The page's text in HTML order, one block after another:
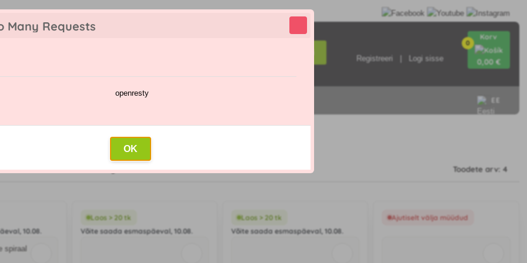
Many Requests
openresty
OK
Registreeri Logi sisse
0
Korv
0,00 €
EE
Madalaimad hinnad Kõrgeimad hinnad Pealkiri Viimane Toodete arv: 4
10.08.
Laos > 20 tk
Võite saada esmaspäeval, 10.08.
Laos > 20 tk
Võite saada esmaspäeval, 10.08.
Ajutiselt välja müüdud